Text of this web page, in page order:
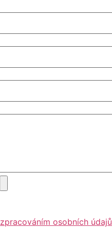
zpracováním osobních údajů